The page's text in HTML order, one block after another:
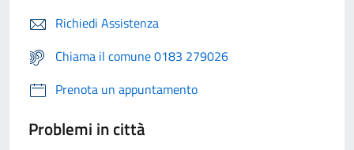
Richiedi Assistenza
Chiama il comune 0183 279026
Prenota un appuntamento
Problemi in città